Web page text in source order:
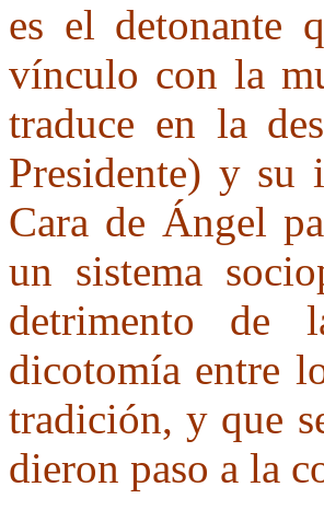
es el detonante
vínculo con la
traduce en la
Presidente) y su
Cara de Ángel
un sistema
detrimento de
dicotomía entre
tradición, y que
dieron paso a la